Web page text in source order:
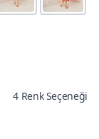
4 Renk Seçeneği